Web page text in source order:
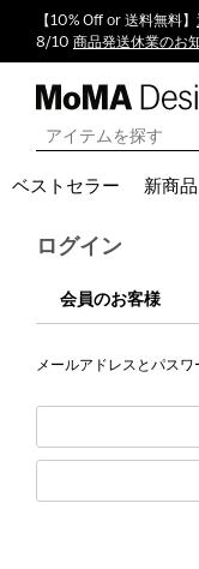
【10% Off or 送料無料】
8/10 商品発送休業のお
ベストセラー 新商品
ログイン
会員のお客様
メールアドレスとパス